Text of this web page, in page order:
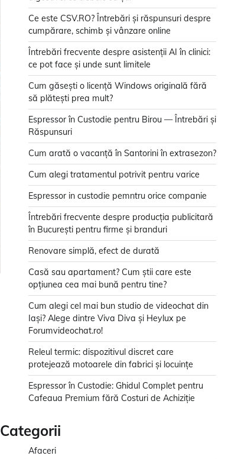
Ce este CSV.RO? Întrebări și răspunsuri despre
cumpărare, schimb și vânzare online
Întrebări frecvente despre asistenții AI în clinici:
ce pot face și unde sunt limitele
Cum găsești o licență Windows originală fără
să plătești prea mult?
Espressor în Custodie pentru Birou — Întrebări și
Răspunsuri
Cum arată o vacanță în Santorini în extrasezon?
Cum alegi tratamentul potrivit pentru varice
Espressor in custodie pemntru orice companie
Întrebări frecvente despre producția publicitară
în București pentru firme și branduri
Renovare simplă, efect de durată
Casă sau apartament? Cum știi care este
opțiunea cea mai bună pentru tine?
Cum alegi cel mai bun studio de videochat din
Iași? Alege dintre Viva Diva și Heylux pe
Forumvideochat.ro!
Releul termic: dispozitivul discret care
protejează motoarele din fabrici și locuințe
Espressor în Custodie: Ghidul Complet pentru
Cafeaua Premium fără Costuri de Achiziție
Categorii
Afaceri